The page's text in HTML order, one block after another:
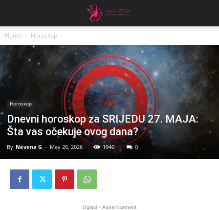
Home Horoskop
Horoskop
Dnevni horoskop za SRIJEDU 27. MAJA:
Šta vas očekuje ovog dana?
By Nevena G - May 26, 2026 1940 0
Oglasi - Advertisement